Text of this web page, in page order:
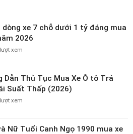
dòng xe 7 chỗ dưới 1 tỷ đáng mua
2026
lượt xem
Dẫn Thủ Tục Mua Xe Ô tô Trả
Suất Thấp (2026)
lượt xem
Nữ Tuổi Canh Ngọ 1990 mua xe